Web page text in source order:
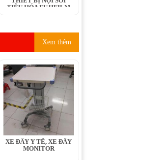
TIÊU HÓA FUJIFILM
Xem thêm
XE ĐẨY Y TẾ, XE ĐẨY
MONITOR